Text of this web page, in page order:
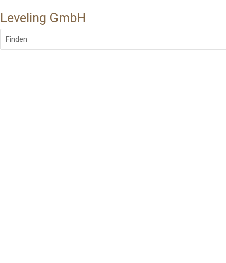
Leveling GmbH
Finden